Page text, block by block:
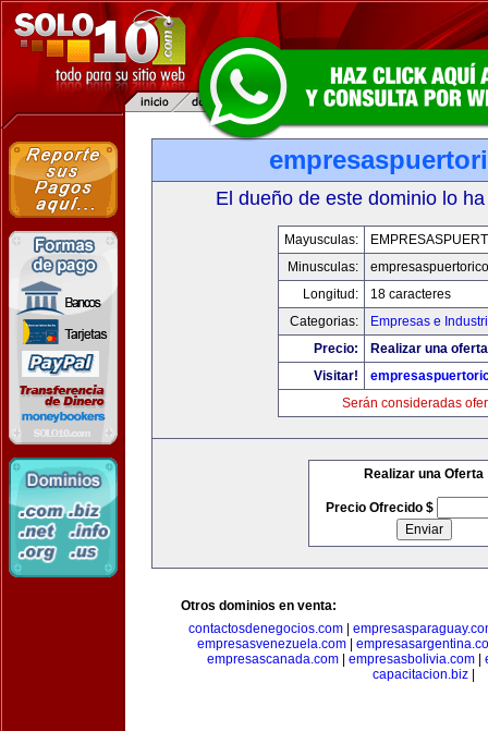
El dueño de este dominio lo
Mayusculas:
Minusculas:
Longitud:
18 caracteres
Categorias:
Empresas e
Precio:
Realizar una
Visitar!
Serán consideradas
Realizar una Oferta
Precio Ofrecido $
Otros dominios en venta:
contactosdenegocios.com
empresasvenezuela.com|
empresascanada.com| empresasbolivia.com|
capacitacion.biz